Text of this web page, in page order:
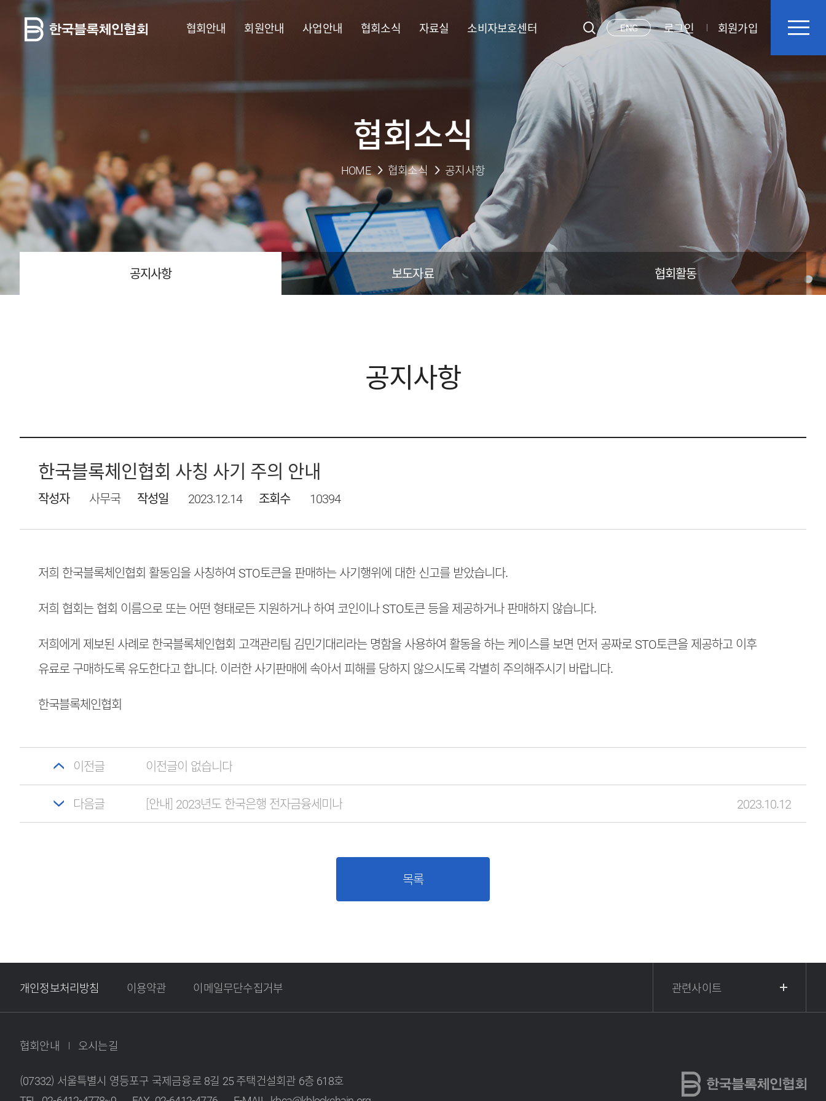
협회안내 회원안내 사업안내 협회소식 자료실 소비자보호센터 ENG 로그인 회원가입
협회소식
HOME 협회소식 공지사항
공지사항 보도자료 협회활동
공지사항
한국블록체인협회 사칭 사기 주의 안내
작성자 사무국 작성일 2023.12.14 조회수 10394
저희 한국블록체인협회 활동임을 사칭하여 STO토큰을 판매하는 사기행위에 대한 신고를 받았습니다.
저희 협회는 협회 이름으로 또는 어떤 형태로든 지원하거나 하여 코인이나 STO토큰 등을 제공하거나 판매하지 않습니다.
저희에게 제보된 사례로 한국블록체인협회 고객관리팀 김민기대리라는 명함을 사용하여 활동을 하는 케이스를 보면 먼저 공짜로 STO토큰을 제공하고 이후
유료로 구매하도록 유도한다고 합니다. 이러한 사기판매에 속아서 피해를 당하지 않으시도록 각별히 주의해주시기 바랍니다.
한국블록체인협회
이전글 이전글이 없습니다
다음글 [안내] 2023년도 한국은행 전자금융세미나 2023.10.12
목록
개인정보처리방침 이용약관 이메일무단수집거부 관련사이트
협회안내 오시는길
(07332) 서울특별시 영등포구 국제금융로 8길 25 주택건설회관 6층 618호